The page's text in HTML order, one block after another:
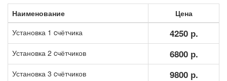
Наименование
Цена
Установка 1 cчётчика
4250 р.
Установка 2 cчётчиков 6800 р.
Установка 3 cчётчиков 9800 р.